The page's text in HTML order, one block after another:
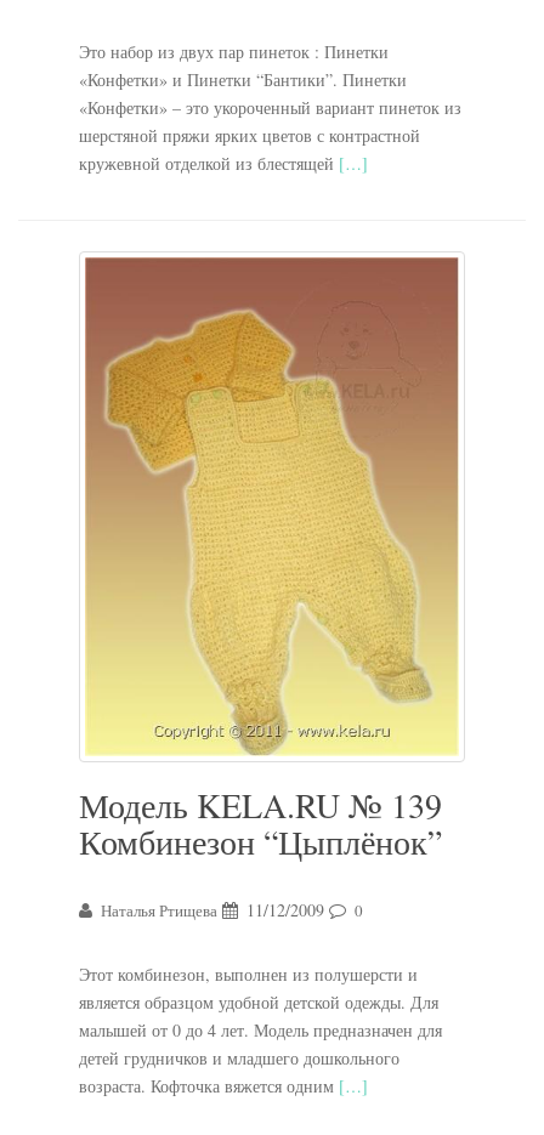
Это набор из двух пар пинеток : Пинетки
«Конфетки» и Пинетки “Бантики”. Пинетки
«Конфетки» – это укороченный вариант пинеток из
шерстяной пряжи ярких цветов с контрастной
кружевной отделкой из блестящей […]
Модель KELA.RU № 139
Комбинезон “Цыплёнок”
Наталья Ртищева 11/12/2009 0
Этот комбинезон, выполнен из полушерсти и
является образцом удобной детской одежды. Для
малышей от 0 до 4 лет. Модель предназначен для
детей грудничков и младшего дошкольного
возраста. Кофточка вяжется одним […]